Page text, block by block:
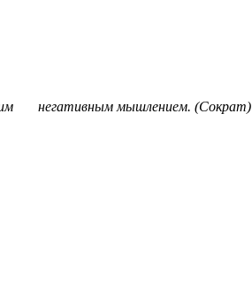
негативным мышлением. (Сократ)